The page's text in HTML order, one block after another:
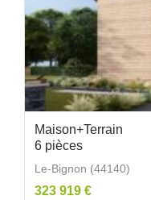
Maison+Terrain
6 pièces
Le-Bignon (44140)
323 919 €